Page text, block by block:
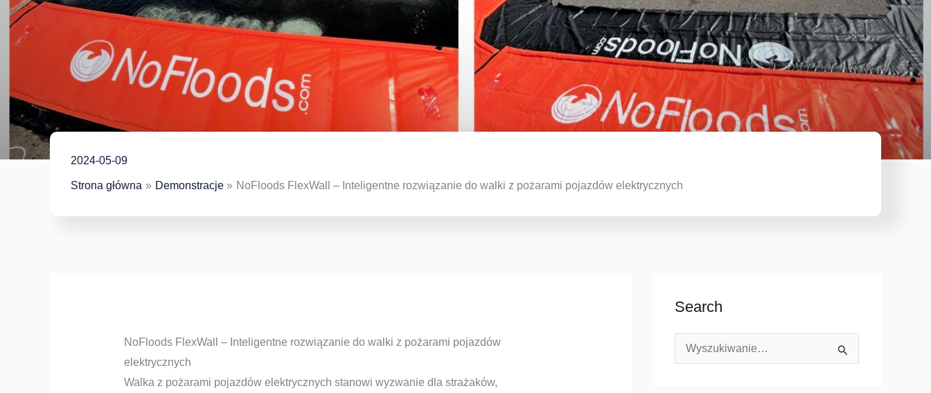
2024-05-09
Strona główna Demonstracje NoFloods FlexWall – Inteligentne rozwiązanie do walki z pożarami pojazdów elektrycznych
NoFloods FlexWall – Inteligentne rozwiązanie do walki z pożarami pojazdów
elektrycznych
Walka z pożarami pojazdów elektrycznych stanowi wyzwanie dla strażaków,
Search